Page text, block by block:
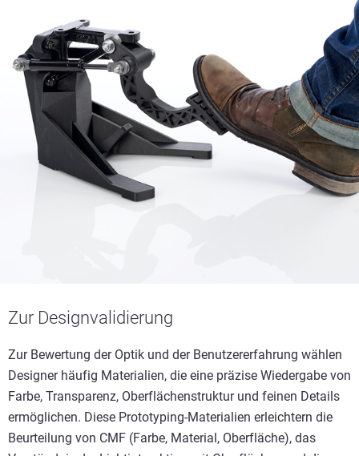
Zur Designvalidierung
Zur Bewertung der Optik und der Benutzererfahrung wählen
Designer häufig Materialien, die eine präzise Wiedergabe von
Farbe, Transparenz, Oberflächenstruktur und feinen Details
ermöglichen. Diese Prototyping-Materialien erleichtern die
Beurteilung von CMF (Farbe, Material, Oberfläche), das